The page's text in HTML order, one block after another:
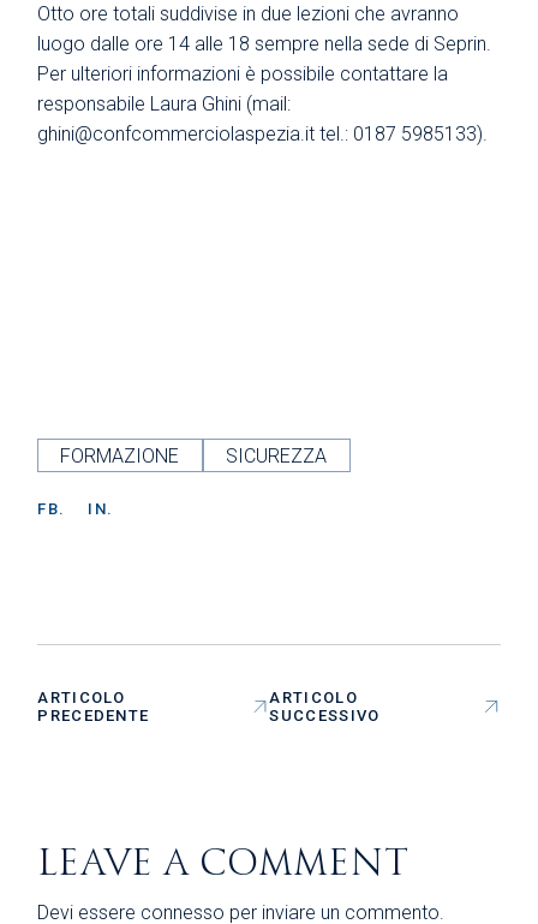
Otto ore totali suddivise in due lezioni che avranno
luogo dalle ore 14 alle 18 sempre nella sede di Seprin.
Per ulteriori informazioni è possibile contattare la
responsabile Laura Ghini (mail:
ghini@confcommerciolaspezia.it tel.: 0187 5985133).
FORMAZIONE SICUREZZA
FB. IN.
ARTICOLO
PRECEDENTE
ARTICOLO
SUCCESSIVO
LEAVE A COMMENT
Devi essere connesso per inviare un commento.